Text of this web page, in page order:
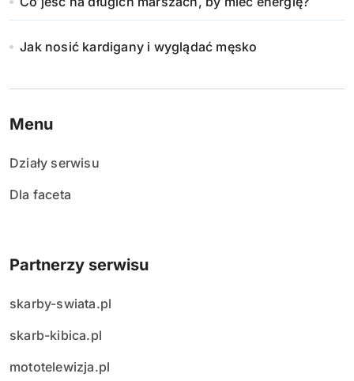
Jak nosić kardigany i wyglądać męsko
Menu
Działy serwisu
Dla faceta
Partnerzy serwisu
skarby-swiata.pl
skarb-kibica.pl
mototelewizja.pl